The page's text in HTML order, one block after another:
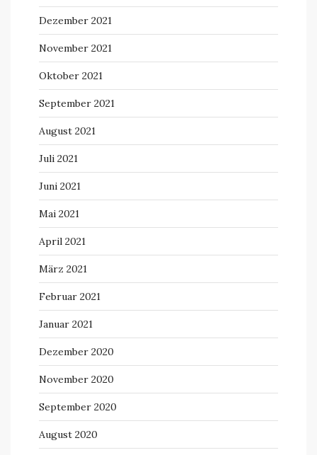
Dezember 2021
November 2021
Oktober 2021
September 2021
August 2021
Juli 2021
Juni 2021
Mai 2021
April 2021
März 2021
Februar 2021
Januar 2021
Dezember 2020
November 2020
September 2020
August 2020